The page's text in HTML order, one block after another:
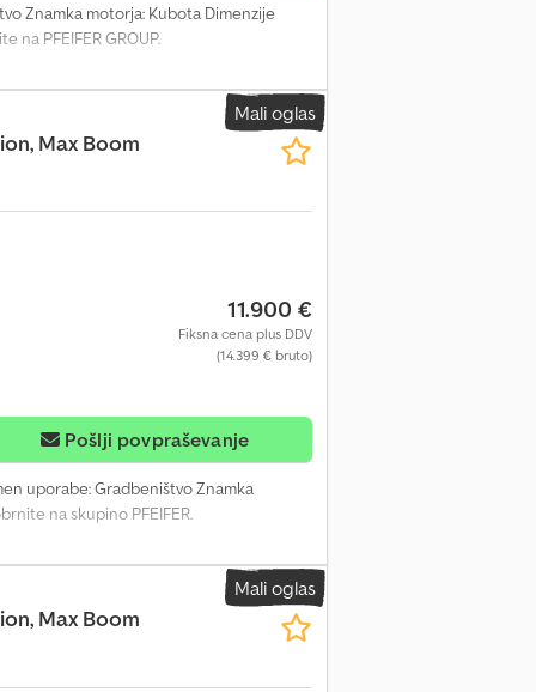
Znamka motorja: Kubota Dimenzije
na PFEIFER GROUP.
Mali oglas
Max Boom
11.900 €
Fiksna cena plus DDV
(14.399 € bruto)
Pošlji povpraševanje
uporabe: Gradbeništvo Znamka
na skupino PFEIFER.
Mali oglas
Max Boom